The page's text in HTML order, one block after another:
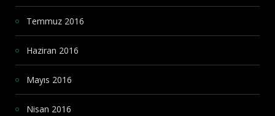
Temmuz 2016
Haziran 2016
Mayıs 2016
Nisan 2016